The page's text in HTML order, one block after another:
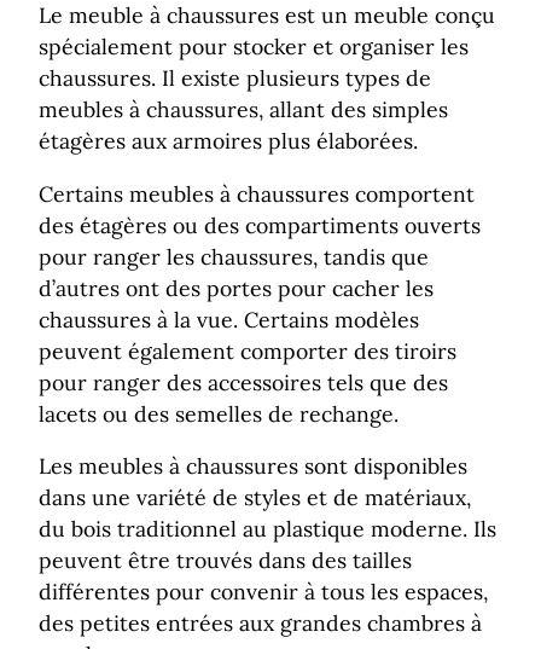
Le meuble à chaussures est un meuble conçu
spécialement pour stocker et organiser les
chaussures. Il existe plusieurs types de
meubles à chaussures, allant des simples
étagères aux armoires plus élaborées.
Certains meubles à chaussures comportent
des étagères ou des compartiments ouverts
pour ranger les chaussures, tandis que
d’autres ont des portes pour cacher les
chaussures à la vue. Certains modèles
peuvent également comporter des tiroirs
pour ranger des accessoires tels que des
lacets ou des semelles de rechange.
Les meubles à chaussures sont disponibles
dans une variété de styles et de matériaux,
du bois traditionnel au plastique moderne. Ils
peuvent être trouvés dans des tailles
différentes pour convenir à tous les espaces,
des petites entrées aux grandes chambres à